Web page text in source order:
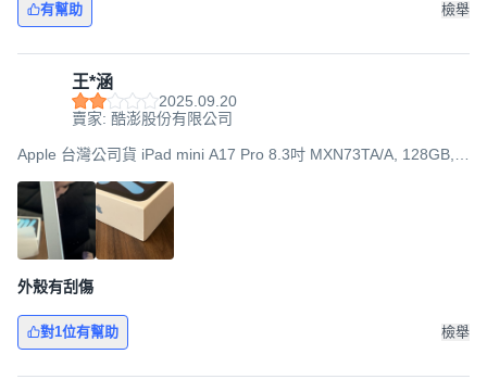
有幫助 檢舉
王*涵
2025.09.20
賣家: 酷澎股份有限公司
Apple 台灣公司貨 iPad mini A17 Pro 8.3吋 MXN73TA/A, 128GB,
外殼有刮傷
對1位有幫助 檢舉